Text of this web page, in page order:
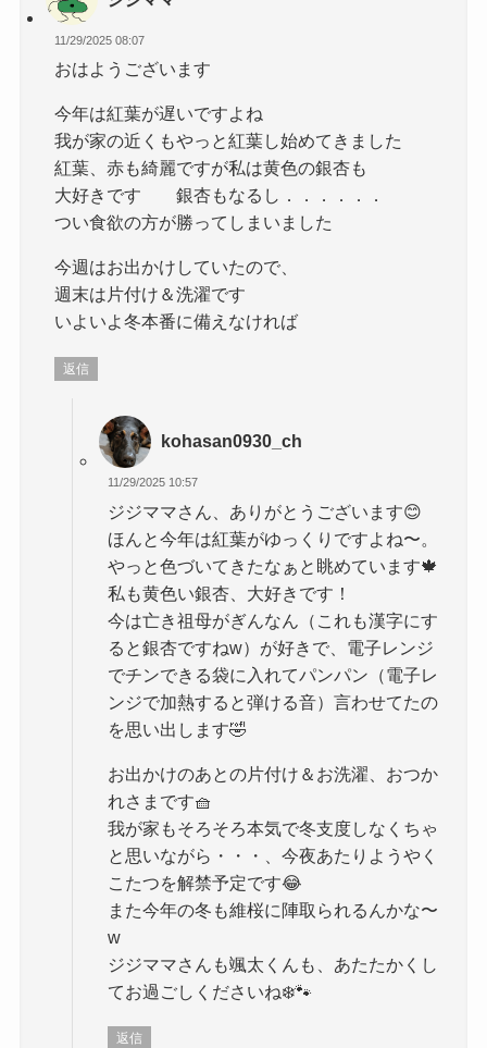
11/29/2025 08:07
おはようございます
今年は紅葉が遅いですよね
我が家の近くもやっと紅葉し始めてきました
紅葉、赤も綺麗ですが私は黄色の銀杏も
大好きです 銀杏もなるし．．．．．．
つい食欲の方が勝ってしまいました
今週はお出かけしていたので、
週末は片付け＆洗濯です
いよいよ冬本番に備えなければ
返信
kohasan0930_ch
11/29/2025 10:57
ジジママさん、ありがとうございます😊
ほんと今年は紅葉がゆっくりですよね〜。
やっと色づいてきたなぁと眺めています🍁
私も黄色い銀杏、大好きです！
今は亡き祖母がぎんなん（これも漢字にす
ると銀杏ですねw）が好きで、電子レンジ
でチンできる袋に入れてパンパン（電子レ
ンジで加熱すると弾ける音）言わせてたの
を思い出します🤣
お出かけのあとの片付け＆お洗濯、おつか
れさまです🧺
我が家もそろそろ本気で冬支度しなくちゃ
と思いながら・・・、今夜あたりようやく
こたつを解禁予定です😂
また今年の冬も維桜に陣取られるんかな〜
w
ジジママさんも颯太くんも、あたたかくし
てお過ごしくださいね❄️🐾
返信